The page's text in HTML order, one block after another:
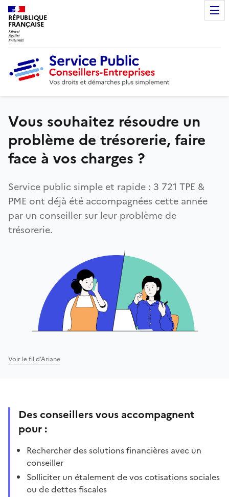
RÉPUBLIQUE
FRANÇAISE
Vous souhaitez résoudre un
problème de trésorerie, faire
face à vos charges ?
Service public simple et rapide : 3 721 TPE &
PME ont déjà été accompagnées cette année
par un conseiller sur leur problème de
trésorerie.
Voir le fil d’Ariane
Des conseillers vous accompagnent
pour :
Rechercher des solutions financières avec un
conseiller
Solliciter un étalement de vos cotisations sociales
ou de dettes fiscales